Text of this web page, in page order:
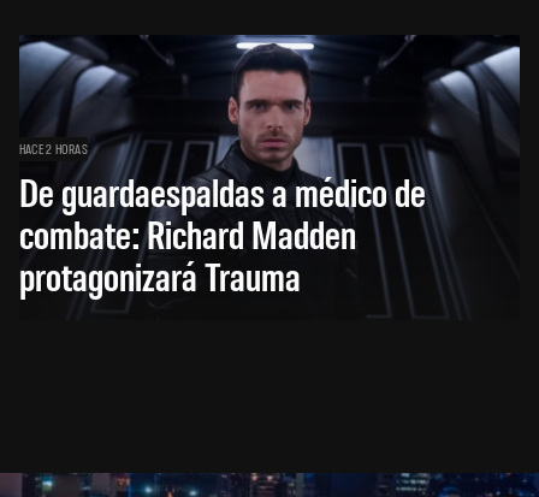
HACE 2 HORAS
De guardaespaldas a médico de
combate: Richard Madden
protagonizará Trauma